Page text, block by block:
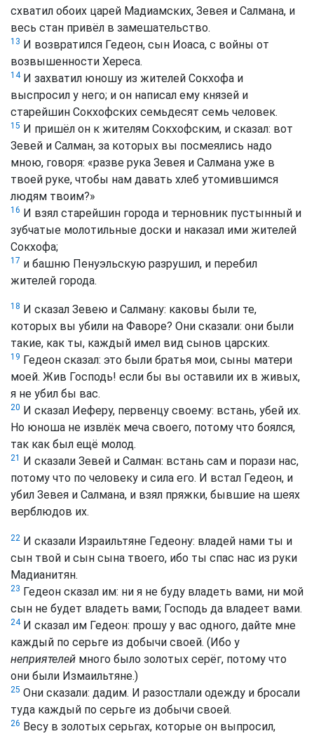
схватил обоих царей Мадиамских, Зевея и Салмана, и
весь стан привёл в замешательство.
13 И возвратился Гедеон, сын Иоаса, с войны от
возвышенности Хереса.
14И захватил юношу из жителей Сокхофа и
выспросил у него; и он написал ему князей и
старейшин Сокхофских семьдесят семь человек.
15 И пришёл он к жителям Сокхофским, и сказал: вот
Зевей и Салман, за которых вы посмеялись надо
мною, говоря: «разве рука Зевея и Салмана уже в
твоей руке, чтобы нам давать хлеб утомившимся
людям твоим?»
16 И взял старейшин города и терновник пустынный и
зубчатые молотильные доски и наказал ими жителей
Сокхофа;
17 и башню Пенуэльскую разрушил, и перебил
жителей города.
18 И сказал Зевею и Салману: каковы были те,
которых вы убили на Фаворе? Они сказали: они были
такие, как ты, каждый имел вид сынов царских.
19 Гедеон сказал: это были братья мои, сыны матери
моей. Жив Господь! если бы вы оставили их в живых,
я не убил бы вас.
20 И сказал Иеферу, первенцу своему: встань, убей их.
Но юноша не извлёк меча своего, потому что боялся,
так как был ещё молод.
21
И сказали Зевей и Салман: встань сам и порази нас,
потому что по человеку и сила его. И встал Гедеон, и
убил Зевея и Салмана, и взял пряжки, бывшие на шеях
верблюдов их.
22 И сказали Израильтяне Гедеону: владей нами ты и
сын твой и сын сына твоего, ибо ты спас нас из руки
Мадианитян.
23 Гедеон сказал им: ни я не буду владеть вами, ни мой
сын не будет владеть вами; Господь да владеет вами.
24И сказал им Гедеон: прошу у вас одного, дайте мне
каждый по серьге из добычи своей. (Ибо у
неприятелей много было золотых серёг, потому что
они были Измаильтяне.)
25 Они сказали: дадим. И разостлали одежду и бросали
туда каждый по серьге из добычи своей.
26 Весу в золотых серьгах, которые он выпросил,